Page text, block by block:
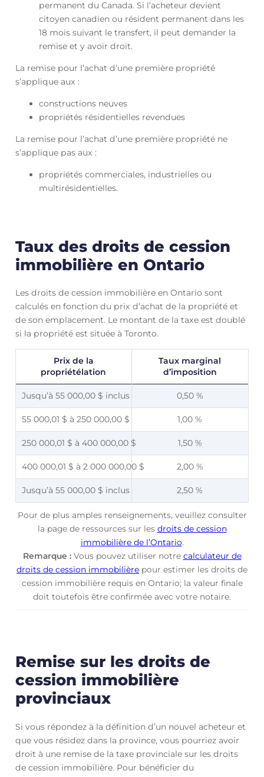
permanent du Canada. Si l’acheteur devient
citoyen canadien ou résident permanent dans les
18 mois suivant le transfert, il peut demander la
remise et y avoir droit.
La remise pour l’achat d’une première propriété
s’applique aux :
constructions neuves
propriétés résidentielles revendues
La remise pour l’achat d’une première propriété ne
s’applique pas aux :
propriétés commerciales, industrielles ou
multirésidentielles.
Taux des droits de cession
immobilière en Ontario
Les droits de cession immobilière en Ontario sont
calculés en fonction du prix d’achat de la propriété et
de son emplacement. Le montant de la taxe est doublé
si la propriété est située à Toronto.
Prix de la
propriétélation
Taux marginal
d’imposition
Jusqu’à 55 000,00 $ inclus 0,50 %
55 000,01 $ à 250 000,00 $ 1,00 %
250 000,01 $ à 400 000,00 $ 1,50 %
400 000,01 $ à 2 000 000,00 $ 2,00 %
Jusqu’à 55 000,00 $ inclus 2,50 %
Pour de plus amples renseignements, veuillez consulter
la page de ressources sur les droits de cession
immobilière de l’Ontario.
Remarque : Vous pouvez utiliser notre calculateur de
droits de cession immobilière pour estimer les droits de
cession immobilière requis en Ontario; la valeur finale
doit toutefois être confirmée avec votre notaire.
Remise sur les droits de
cession immobilière
provinciaux
Si vous répondez à la définition d’un nouvel acheteur et
que vous résidez dans la province, vous pourriez avoir
droit à une remise de la taxe provinciale sur les droits
de cession immobilière. Pour bénéficier du